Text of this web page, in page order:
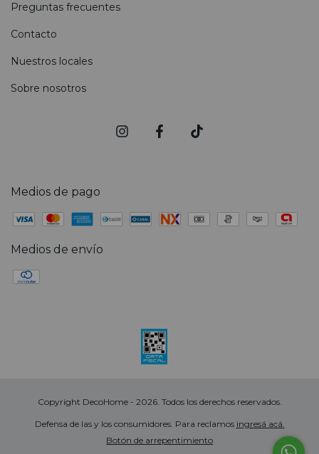
Preguntas frecuentes
Contacto
Nuestros locales
Sobre nosotros
Medios de pago
Medios de envío
Copyright DecoHome - 2026. Todos los derechos reservados.
Defensa de las y los consumidores. Para reclamos ingresá acá.
Botón de arrepentimiento